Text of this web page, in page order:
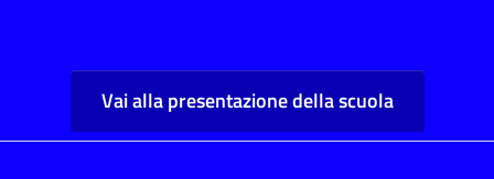
Vai alla presentazione della scuola